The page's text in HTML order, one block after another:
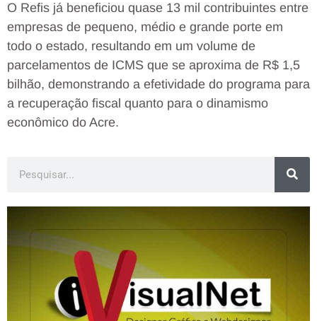
O Refis já beneficiou quase 13 mil contribuintes entre
empresas de pequeno, médio e grande porte em
todo o estado, resultando em um volume de
parcelamentos de ICMS que se aproxima de R$ 1,5
bilhão, demonstrando a efetividade do programa para
a recuperação fiscal quanto para o dinamismo
econômico do Acre.